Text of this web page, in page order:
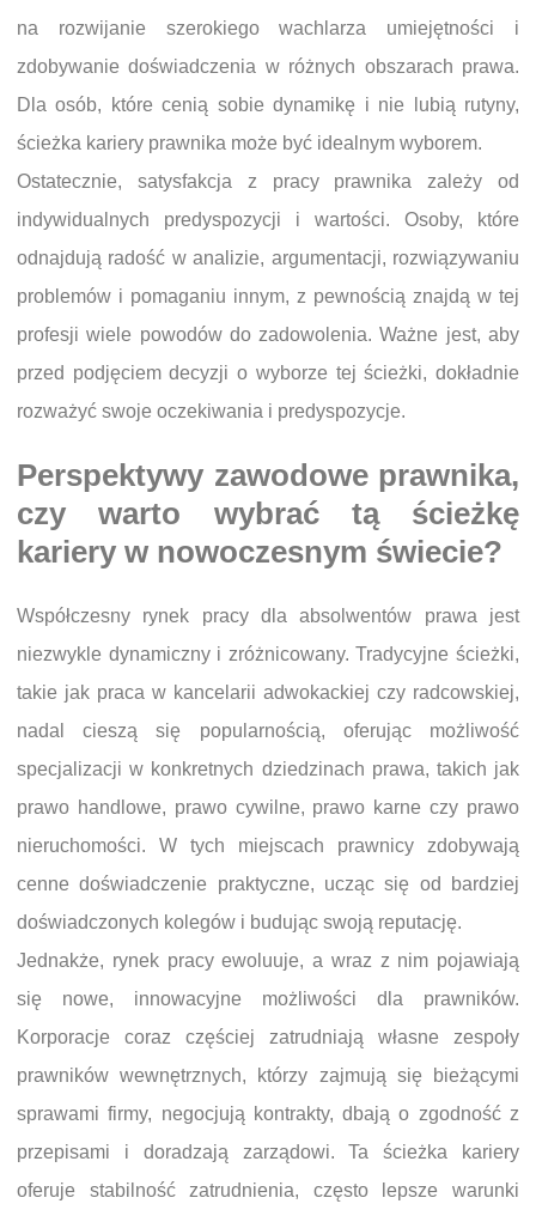
na rozwijanie szerokiego wachlarza umiejętności i
zdobywanie doświadczenia w różnych obszarach prawa.
Dla osób, które cenią sobie dynamikę i nie lubią rutyny,
ścieżka kariery prawnika może być idealnym wyborem.
Ostatecznie, satysfakcja z pracy prawnika zależy od
indywidualnych predyspozycji i wartości. Osoby, które
odnajdują radość w analizie, argumentacji, rozwiązywaniu
problemów i pomaganiu innym, z pewnością znajdą w tej
profesji wiele powodów do zadowolenia. Ważne jest, aby
przed podjęciem decyzji o wyborze tej ścieżki, dokładnie
rozważyć swoje oczekiwania i predyspozycje.
Perspektywy zawodowe prawnika,
czy warto wybrać tą ścieżkę
kariery w nowoczesnym świecie?
Współczesny rynek pracy dla absolwentów prawa jest
niezwykle dynamiczny i zróżnicowany. Tradycyjne ścieżki,
takie jak praca w kancelarii adwokackiej czy radcowskiej,
nadal cieszą się popularnością, oferując możliwość
specjalizacji w konkretnych dziedzinach prawa, takich jak
prawo handlowe, prawo cywilne, prawo karne czy prawo
nieruchomości. W tych miejscach prawnicy zdobywają
cenne doświadczenie praktyczne, ucząc się od bardziej
doświadczonych kolegów i budując swoją reputację.
Jednakże, rynek pracy ewoluuje, a wraz z nim pojawiają
się nowe, innowacyjne możliwości dla prawników.
Korporacje coraz częściej zatrudniają własne zespoły
prawników wewnętrznych, którzy zajmują się bieżącymi
sprawami firmy, negocjują kontrakty, dbają o zgodność z
przepisami i doradzają zarządowi. Ta ścieżka kariery
oferuje stabilność zatrudnienia, często lepsze warunki